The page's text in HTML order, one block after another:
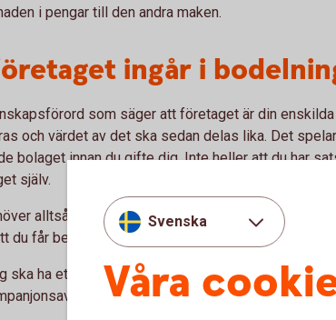
i pengar till den andra maken.
ingår i
som säger att företaget är din
och värdet av det ska sedan delas lika. Det
bolaget innan du gifte dig. Inte heller att du har
själv.
alltså ett äktenskapsförord om du är gift eller
du får behålla hela företaget vid en skilsmässa.
ska ha ett äktenskapsförord är något som kan
Svenska
Våra